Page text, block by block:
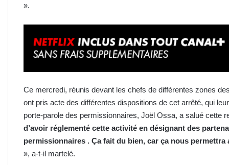
».
Ce mercredi, réunis devant les chefs de différentes zones
ont pris acte des différentes dispositions de cet arrêté, qui
porte-parole des permissionnaires, Joël Ossa, a salué cette
d’avoir réglementé cette activité en désignant des
permissionnaires . Ça fait du bien, car ça nous
», a-t-il martelé.